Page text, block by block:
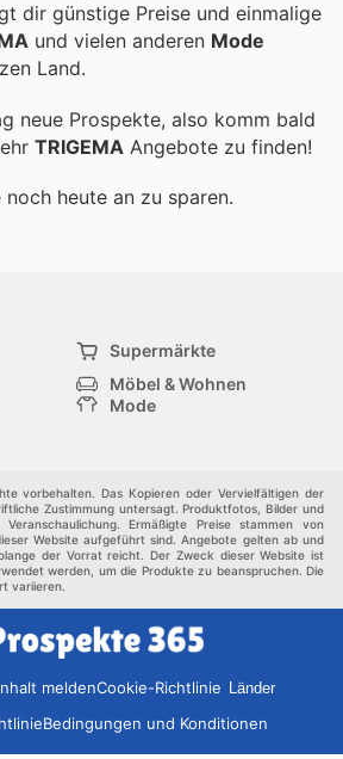
dir günstige Preise und einmalige
und vielen anderen Mode
Land.
neue Prospekte, also komm bald
TRIGEMA Angebote zu finden!
noch heute an zu sparen.
Supermärkte
Möbel & Wohnen
Mode
Andere
vorbehalten. Das Kopieren oder Vervielfältigen der
Zustimmung untersagt. Produktfotos, Bilder und
Ermäßigte Preise stammen von
Website aufgeführt sind. Angebote gelten ab und
der Vorrat reicht. Der Zweck dieser Website ist
werden, um die Produkte zu beanspruchen. Die
variieren.
meldenCookie-Richtlinie Länder
Bedingungen und Konditionen